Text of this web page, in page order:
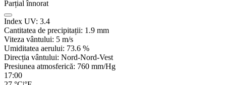
Parțial înnorat
Index UV: 3.4
Cantitatea de precipitații: 1.9 mm
Viteza vântului: 5 m/s
Umiditatea aerului: 73.6 %
Direcția vântului: Nord-Nord-Vest
Presiunea atmosferică: 760 mm/Hg
17:00